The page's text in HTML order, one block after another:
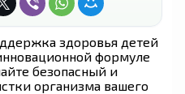
здоровья детей
формуле
безопасный и
организма вашего